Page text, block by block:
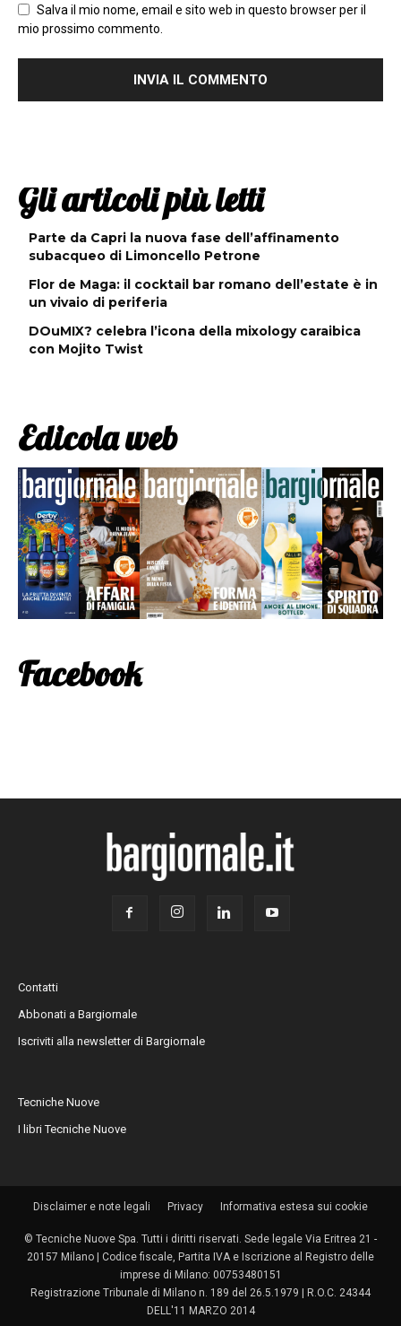
Salva il mio nome, email e sito web in questo browser per il
mio prossimo commento.
Gli articoli più letti
Parte da Capri la nuova fase dell’affinamento
subacqueo di Limoncello Petrone
Flor de Maga: il cocktail bar romano dell’estate è in
un vivaio di periferia
DOuMIX? celebra l’icona della mixology caraibica
con Mojito Twist
Edicola web
Facebook
Contatti
Abbonati a Bargiornale
Iscriviti alla newsletter di Bargiornale
Tecniche Nuove
I libri Tecniche Nuove
Disclaimer e note legali Privacy Informativa estesa sui cookie
© Tecniche Nuove Spa. Tutti i diritti riservati. Sede legale Via Eritrea 21 -
20157 Milano | Codice fiscale, Partita IVA e Iscrizione al Registro delle
imprese di Milano: 00753480151
Registrazione Tribunale di Milano n. 189 del 26.5.1979 | R.O.C. 24344
DELL'11 MARZO 2014